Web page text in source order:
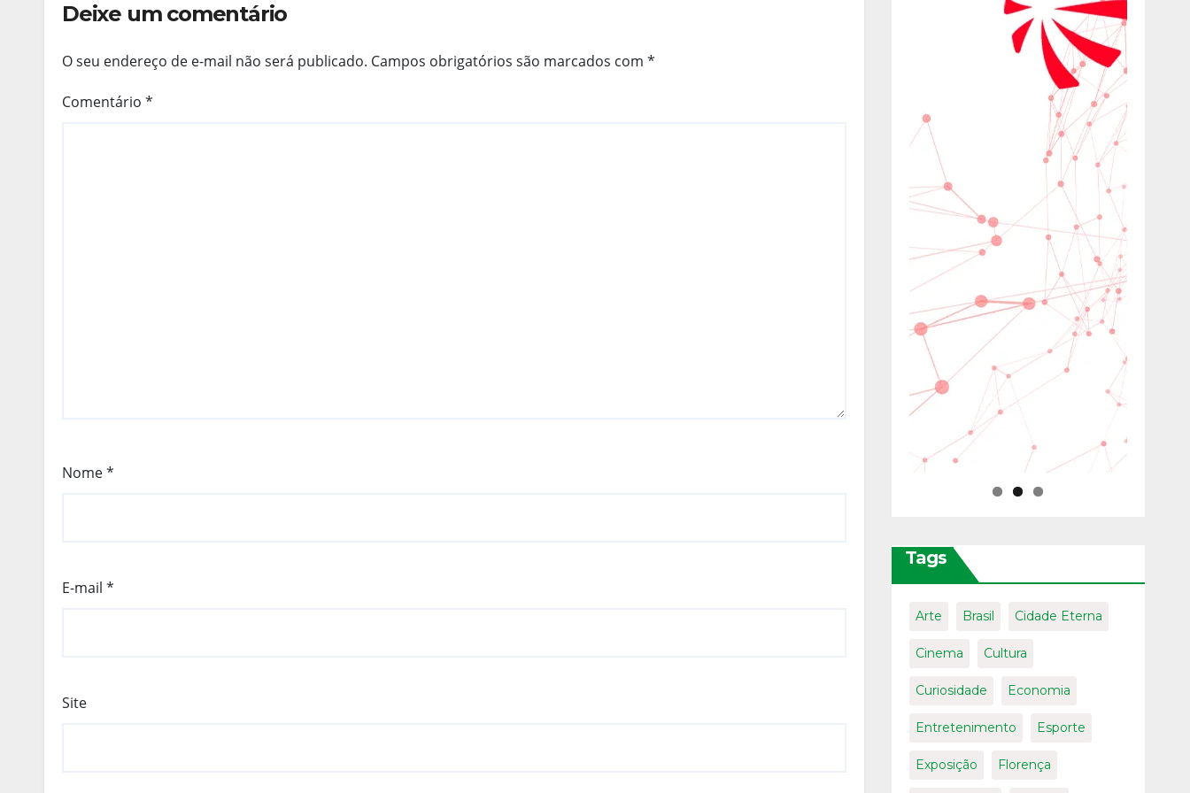
Deixe um comentário
O seu endereço de e-mail não será publicado. Campos obrigatórios são marcados com *
Comentário *
Nome*
E-mail *
Site
Tags
Arte Brasil Cidade Eterna
Cinema Cultura
Curiosidade Economia
Entretenimento Esporte
Exposição Florença